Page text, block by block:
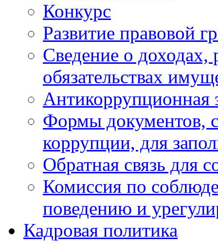
Конкурс
Развитие правовой
Сведение о доходах,
обязательствах
Антикоррупционная
Формы документов,
коррупции, для
Обратная связь для
Комиссия по
поведению и
Кадровая политика